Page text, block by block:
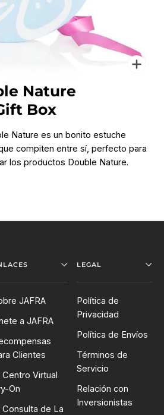
Nature
Box
Nature es un bonito estuche
compiten entre sí, perfecto para
los productos Double Nature.
JAFRA
a JAFRA
Clientes
Centro Virtual
On
Consulta de La
LEGAL
Política de
Privacidad
Política de Envíos
Términos de
Servicio
Relación con
Inversionistas